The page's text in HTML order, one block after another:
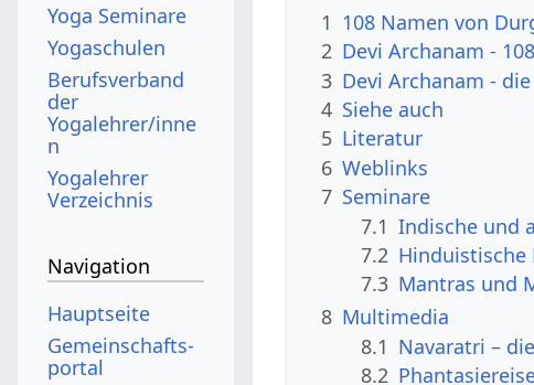
1 108 Namen von
2 Devi Archanam -
3 Devi Archanam -
4 Siehe auch
5 Literatur
6 Weblinks
7 Seminare
7.1 Indische und
7.2 Hinduistische
7.3 Mantras und
8 Multimedia
8.1 Navaratri –
8.2
Yoga Seminare
Yogaschulen
Berufsverband
der
Yogalehrer/inne
n
Yogalehrer
Verzeichnis
Navigation
Hauptseite
Gemeinschafts­
portal